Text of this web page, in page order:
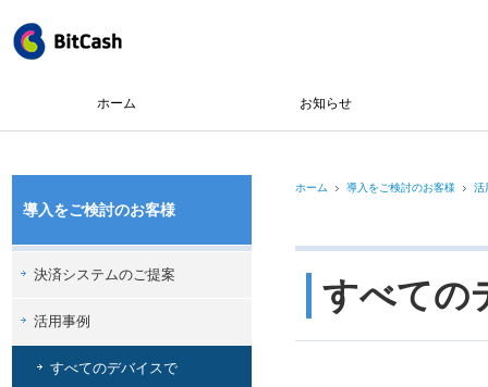
ホーム お知らせ
導入をご検討のお客様
決済システムのご提案
活用事例
すべてのデバイスで
ホーム 導入をご検討のお客様 活
すべての